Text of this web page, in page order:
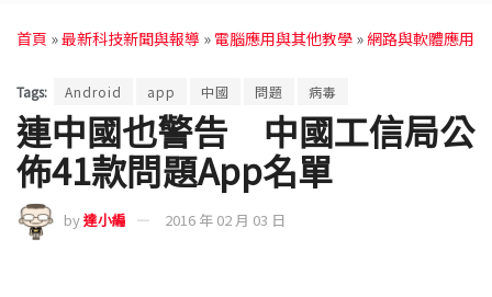
首頁 »最新科技新聞與報導 » 電腦應用與其他教學 »網路與軟體應用
Tags: Android app 中國 問題 病毒
連中國也警告 中國工信局公
佈41款問題App名單
by達小編 2016 年 02 月 03 日